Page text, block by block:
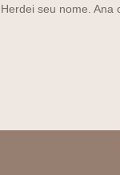
Herdei seu nome. Ana